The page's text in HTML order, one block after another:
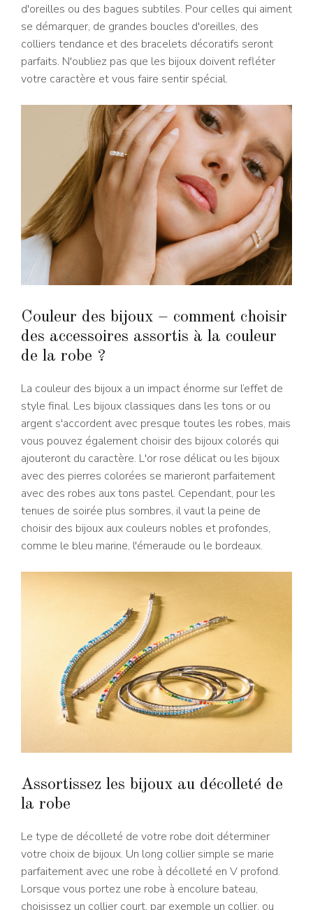
d'oreilles ou des bagues subtiles. Pour celles qui aiment
se démarquer, de grandes boucles d'oreilles, des
colliers tendance et des bracelets décoratifs seront
parfaits. N'oubliez pas que les bijoux doivent refléter
votre caractère et vous faire sentir spécial.
Couleur des bijoux – comment choisir
des accessoires assortis à la couleur
de la robe ?
La couleur des bijoux a un impact énorme sur l’effet de
style final. Les bijoux classiques dans les tons or ou
argent s'accordent avec presque toutes les robes, mais
vous pouvez également choisir des bijoux colorés qui
ajouteront du caractère. L'or rose délicat ou les bijoux
avec des pierres colorées se marieront parfaitement
avec des robes aux tons pastel. Cependant, pour les
tenues de soirée plus sombres, il vaut la peine de
choisir des bijoux aux couleurs nobles et profondes,
comme le bleu marine, l'émeraude ou le bordeaux.
Assortissez les bijoux au décolleté de
la robe
Le type de décolleté de votre robe doit déterminer
votre choix de bijoux. Un long collier simple se marie
parfaitement avec une robe à décolleté en V profond.
Lorsque vous portez une robe à encolure bateau,
choisissez un collier court, par exemple un collier, ou